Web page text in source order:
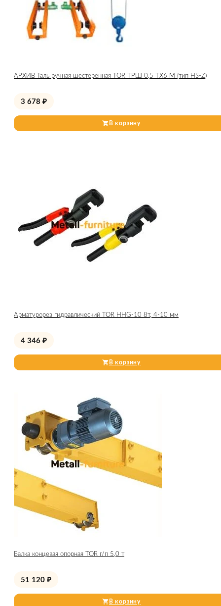
АРХИВ Таль ручная шестеренная TOR ТРШ 0,5 ТХ6 М (тип HS-Z)
3 678 ₽
В корзину
Арматурорез гидравлический TOR HHG-10 8т, 4-10 мм
4 346 ₽
В корзину
Балка концевая опорная TOR г/п 5,0 т
51 120 ₽
В корзину